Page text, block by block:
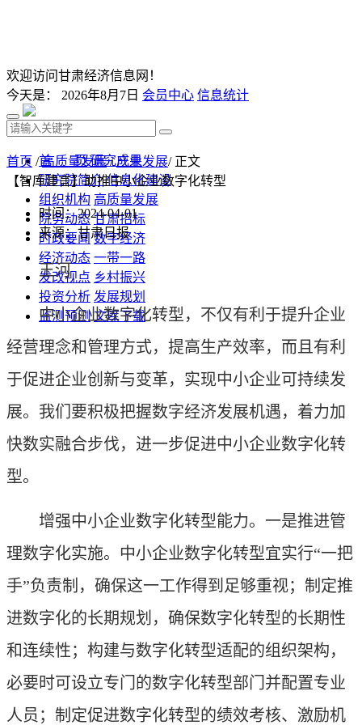
欢迎访问甘肃经济信息网！
今天是： 2026年8月7日 会员中心 信息统计
首 页 研究成果
研究院简介 信息化建设
组织机构 高质量发展
院务动态 甘肃招标
时政要闻 数字经济
经济动态 一带一路
发改视点 乡村振兴
投资分析 发展规划
监测预测 文库下载
首页 /高质量发展/产业发展/ 正文
【智库建言】助推中小企业数字化转型
时间：2024-04-01
来源：甘肃日报
王河
中小企业数字化转型，不仅有利于提升企业
经营理念和管理方式，提高生产效率，而且有利
于促进企业创新与变革，实现中小企业可持续发
展。我们要积极把握数字经济发展机遇，着力加
快数实融合步伐，进一步促进中小企业数字化转
型。
增强中小企业数字化转型能力。一是推进管
理数字化实施。中小企业数字化转型宜实行“一把
手”负责制，确保这一工作得到足够重视；制定推
进数字化的长期规划，确保数字化转型的长期性
和连续性；构建与数字化转型适配的组织架构，
必要时可设立专门的数字化转型部门并配置专业
人员；制定促进数字化转型的绩效考核、激励机